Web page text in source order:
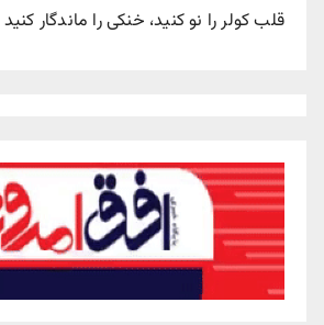
قلب کولر را نو کنید، خنکی را ماندگار کنید